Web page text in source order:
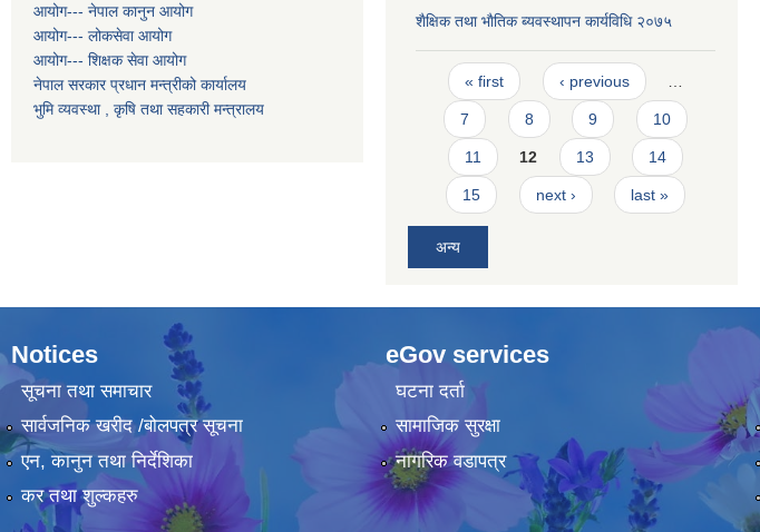
आयोग--- नेपाल कानुन आयोग
आयोग--- लोकसेवा आयोग
आयोग--- शिक्षक सेवा आयोग
नेपाल सरकार प्रधान मन्त्रीको कार्यालय
भुमि व्यवस्था , कृषि तथा सहकारी मन्त्रालय
शैक्षिक तथा भाैतिक ब्यवस्थापन कार्यविधि २०७५
Pages
« first ‹ previous
7 8 9 10
11 12 13 14
15 next › last »
अन्य
Notices
सूचना तथा समाचार
सार्वजनिक खरीद /बोलपत्र सूचना
एन, कानुन तथा निर्देशिका
कर तथा शुल्कहरु
eGov services
घटना दर्ता
सामाजिक सुरक्षा
नागरिक वडापत्र